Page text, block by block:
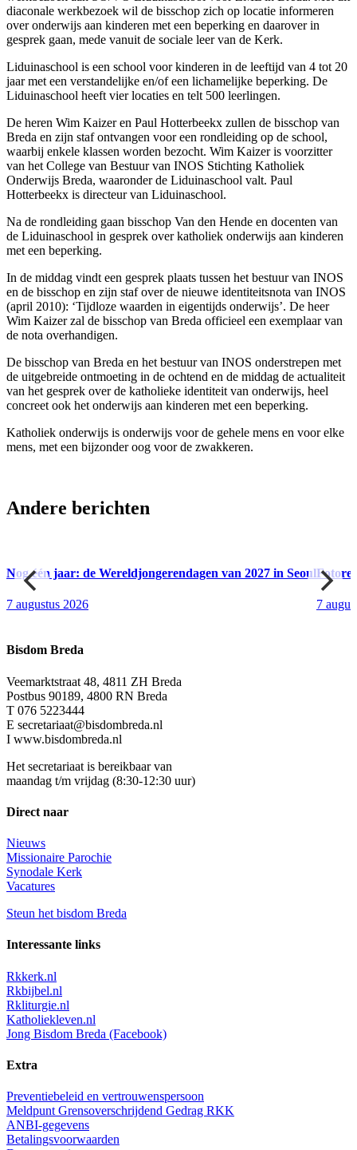
diaconale werkbezoek wil de bisschop zich op locatie informeren
over onderwijs aan kinderen met een beperking en daarover in
gesprek gaan, mede vanuit de sociale leer van de Kerk.
Liduinaschool is een school voor kinderen in de leeftijd van 4 tot 20
jaar met een verstandelijke en/of een lichamelijke beperking. De
Liduinaschool heeft vier locaties en telt 500 leerlingen.
De heren Wim Kaizer en Paul Hotterbeekx zullen de bisschop van
Breda en zijn staf ontvangen voor een rondleiding op de school,
waarbij enkele klassen worden bezocht. Wim Kaizer is voorzitter
van het College van Bestuur van INOS Stichting Katholiek
Onderwijs Breda, waaronder de Liduinaschool valt. Paul
Hotterbeekx is directeur van Liduinaschool.
Na de rondleiding gaan bisschop Van den Hende en docenten van
de Liduinaschool in gesprek over katholiek onderwijs aan kinderen
met een beperking.
In de middag vindt een gesprek plaats tussen het bestuur van INOS
en de bisschop en zijn staf over de nieuwe identiteitsnota van INOS
(april 2010): ‘Tijdloze waarden in eigentijds onderwijs’. De heer
Wim Kaizer zal de bisschop van Breda officieel een exemplaar van
de nota overhandigen.
De bisschop van Breda en het bestuur van INOS onderstrepen met
de uitgebreide ontmoeting in de ochtend en de middag de actualiteit
van het gesprek over de katholieke identiteit van onderwijs, heel
concreet ook het onderwijs aan kinderen met een beperking.
Katholiek onderwijs is onderwijs voor de gehele mens en voor elke
mens, met een bijzonder oog voor de zwakkeren.
Andere berichten
Nog één jaar: de Wereldjongerendagen van 2027 in Seoul
7 augustus 2026 7
Bisdom Breda
Veemarktstraat 48, 4811 ZH Breda
Postbus 90189, 4800 RN Breda
T 076 5223444
E secretariaat@bisdombreda.nl
I www.bisdombreda.nl
Het secretariaat is bereikbaar van
maandag t/m vrijdag (8:30-12:30 uur)
Direct naar
Nieuws
Missionaire Parochie
Synodale Kerk
Vacatures
Steun het bisdom Breda
Interessante links
Rkkerk.nl
Rkbijbel.nl
Rkliturgie.nl
Katholiekleven.nl
Jong Bisdom Breda (Facebook)
Extra
Preventiebeleid en vertrouwenspersoon
Meldpunt Grensoverschrijdend Gedrag RKK
ANBI-gegevens
Betalingsvoorwaarden